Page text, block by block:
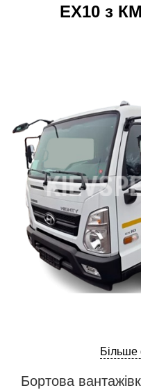
+38 (097) 746-67-04
EX10 з
Більше
Бортова